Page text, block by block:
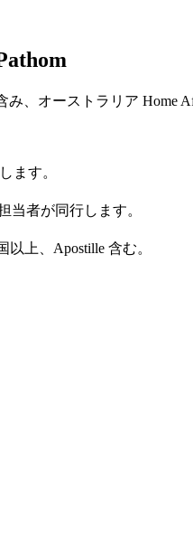
み、オーストラリア Home
ます。
当者が同行します。
上、Apostille 含む。